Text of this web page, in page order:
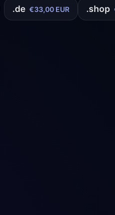
.de €33,00 EUR .shop